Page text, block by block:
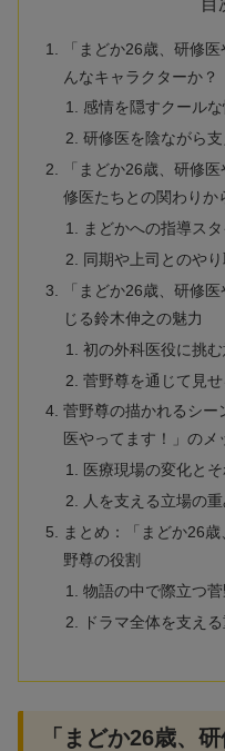
目
「まどか26歳、研修
んなキャラクターか？
感情を隠すクール
研修医を陰ながら
「まどか26歳、研修
修医たちとの関わりか
まどかへの指導ス
同期や上司とのや
「まどか26歳、研修
じる鈴木伸之の魅力
初の外科医役に挑
菅野尊を通じて見
菅野尊の描かれるシー
医やってます！」のメ
医療現場の変化と
人を支える立場の
まとめ：「まどか26
野尊の役割
物語の中で際立つ
ドラマ全体を支え
「まどか26歳、